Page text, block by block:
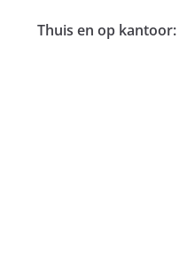
Thuis en op